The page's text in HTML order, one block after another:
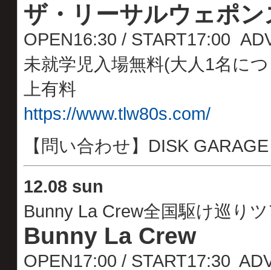
ザ・リーサルウェポン
OPEN16:30 / START17:00
未就学児入場無料(大人1名に
上有料
https://www.tlw80s.com/
【問い合わせ】DISK
12.08 sun
Bunny La Crew全国駆け巡り
Bunny La Crew
OPEN17:00 / START17:30